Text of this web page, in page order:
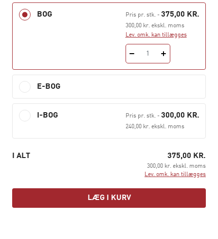
arbejdsmiljøkonsulenter.
Forfatterne er tilknyttet Det Nationale Forskningscenter
for Arbejdsmiljø (NFA) og Copenhagen Business School
(CBS) og har både lang praktisk og forskningsmæssig
erfaring på området. I bogen trækker de på mange års
samarbejde med både offentlige og private
arbejdspladser.
BOG Pris pr. stk.- 375,00 KR.
300,00 kr. ekskl. moms
Lev. omk. kan tillægges
1
E-BOG
I-BOG Pris pr. stk.- 300,00 KR.
240,00 kr. ekskl. moms
I ALT 375,00 KR.
300,00 kr. ekskl. moms
Lev. omk. kan tillægges
LÆG I KURV